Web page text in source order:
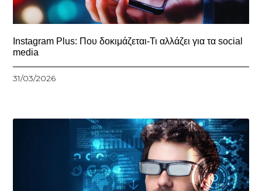
Instagram Plus: Που δοκιμάζεται-Τι αλλάζει για τα social
media
31/03/2026